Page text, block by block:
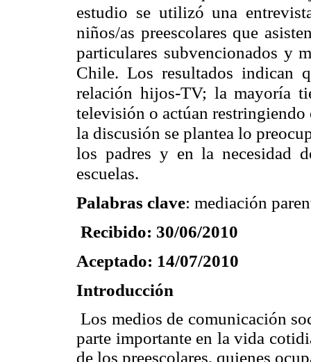
estudio se utilizó una
niños/as preescolares que
particulares subvencionados y
Chile. Los resultados indican
relación hijos-TV; la mayoría
televisión o actúan
la discusión se plantea lo
los padres y en la necesidad
escuelas.
Palabras clave: mediación
Recibido: 30/06/2010
Aceptado: 14/07/2010
Introducción
Los medios de comunicación
parte importante en la vida
de los preescolares, quienes